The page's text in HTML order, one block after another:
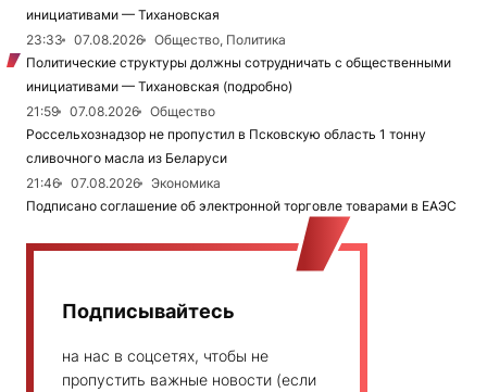
инициативами — Тихановская
23:33
07.08.2026
Общество, Политика
Политические структуры должны сотрудничать с общественными
инициативами — Тихановская (подробно)
21:59
07.08.2026
Общество
Россельхознадзор не пропустил в Псковскую область 1 тонну
сливочного масла из Беларуси
21:46
07.08.2026
Экономика
Подписано соглашение об электронной торговле товарами в ЕАЭС
Подписывайтесь
на нас в соцсетях, чтобы не
пропустить важные новости (если